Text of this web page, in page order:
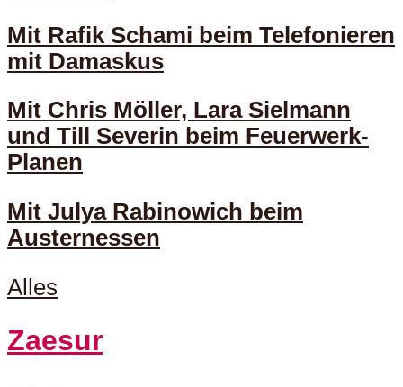
Mit Rafik Schami beim Telefonieren
mit Damaskus
Mit Chris Möller, Lara Sielmann
und Till Severin beim Feuerwerk-
Planen
Mit Julya Rabinowich beim
Austernessen
Alles
Zaesur